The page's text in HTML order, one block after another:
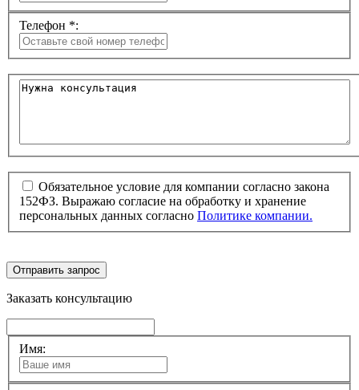
Телефон *:
Обязательное условие для компании согласно закона
152ФЗ. Выражаю согласие на обработку и хранение
персональных данных согласно Политике компании.
Отправить запрос
Заказать консультацию
Имя: